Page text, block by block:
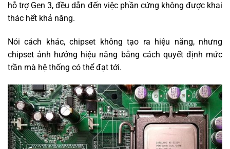
hỗ trợ Gen 3, đều dẫn đến việc phần cứng không được khai
thác hết khả năng.
Nói cách khác, chipset không tạo ra hiệu năng, nhưng
chipset ảnh hưởng hiệu năng bằng cách quyết định mức
trần mà hệ thống có thể đạt tới.